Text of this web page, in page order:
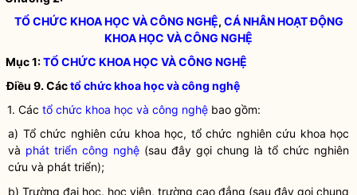
TỔ CHỨC KHOA HỌC VÀ CÔNG NGHỆ, CÁ NHÂN HOẠT ĐỘNG
KHOA HỌC VÀ CÔNG NGHỆ
Mục 1:TỔ CHỨC KHOA HỌC VÀ CÔNG NGHỆ
Điều 9. Cáctổ chức khoa học và công nghệ
1. Các tổ chức khoa học và công nghệ bao gồm:
a) Tổ chức nghiên cứu khoa học, tổ chức nghiên cứu khoa học
và phát triển công nghệ (sau đây gọi chung là tổ chức nghiên
cứu và phát triển);
b) Trường đại học, học viện, trường cao đẳng (sau đây gọi chung